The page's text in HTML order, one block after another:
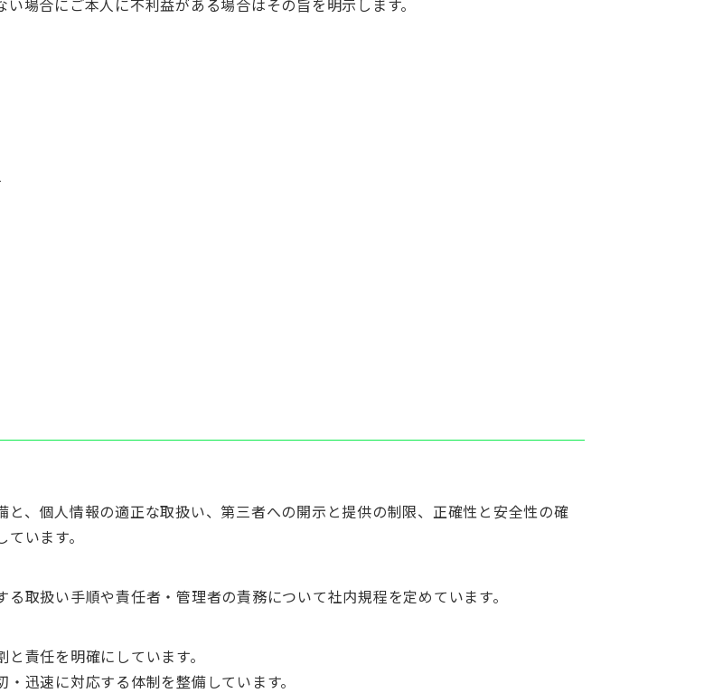
場合にご本人に不利益がある場合はその旨を明示します。
、個人情報の適正な取扱い、第三者への開示と提供の制限、正確性と安全性の確
います。
取扱い手順や責任者・管理者の責務について社内規程を定めています。
責任を明確にしています。
迅速に対応する体制を整備しています。